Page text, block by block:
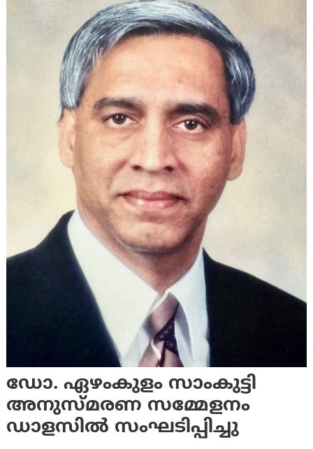
ഡോ. ഏഴംകുളം സാംകുട്ടി
അനുസ്മരണ സമ്മേളനം
ഡാളസിൽ സംഘടിപ്പിച്ചു